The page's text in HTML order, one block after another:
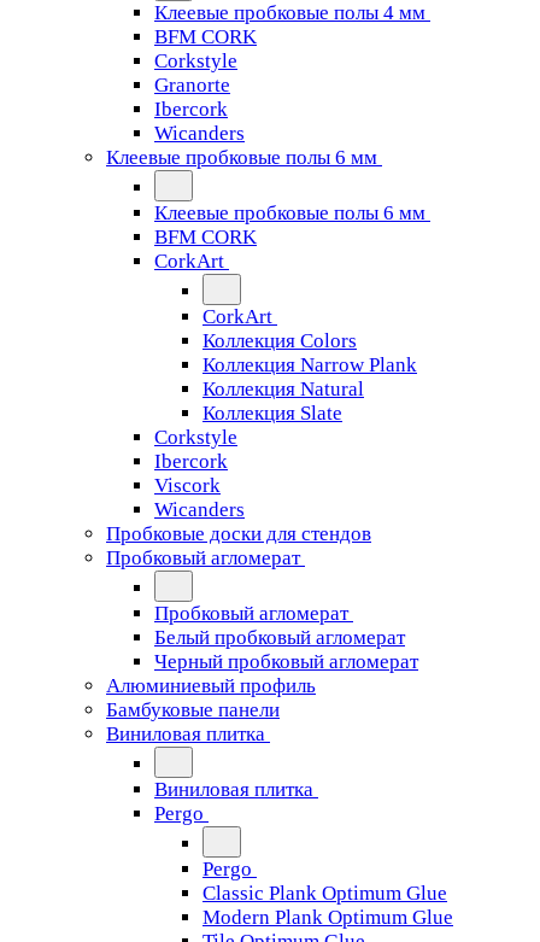
Клеевые пробковые полы 4 мм
BFM CORK
Corkstyle
Granorte
Ibercork
Wicanders
Клеевые пробковые полы 6 мм
Клеевые пробковые полы 6 мм
BFM CORK
CorkArt
CorkArt
Коллекция Colors
Коллекция Narrow Plank
Коллекция Natural
Коллекция Slate
Corkstyle
Ibercork
Viscork
Wicanders
Пробковые доски для стендов
Пробковый агломерат
Пробковый агломерат
Белый пробковый агломерат
Черный пробковый агломерат
Алюминиевый профиль
Бамбуковые панели
Виниловая плитка
Виниловая плитка
Pergo
Pergo
Classic Plank Optimum Glue
Modern Plank Optimum Glue